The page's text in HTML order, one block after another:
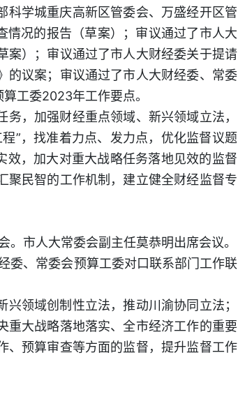
科学城重庆高新区管委会、万盛经开区管
况的报告（草案）；审议通过了市人大
案）；审议通过了市人大财经委关于提请
的议案；审议通过了市人大财经委、常委
工委2023年工作要点。
，加强财经重点领域、新兴领域立法，
”，找准着力点、发力点，优化监督议题
效，加大对重大战略任务落地见效的监督
聚民智的工作机制，建立健全财经监督专
市人大常委会副主任莫恭明出席会议。
委、常委会预算工委对口联系部门工作联
领域创制性立法，推动川渝协同立法；
重大战略落地落实、全市经济工作的重要
、预算审查等方面的监督，提升监督工作